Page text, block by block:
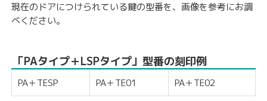
現在のドアにつけられている鍵の型番を、画像を参考にお調
べください。
「PAタイプ＋LSPタイプ」型番の刻印例
PA＋TESP PA＋TE01 PA＋TE02